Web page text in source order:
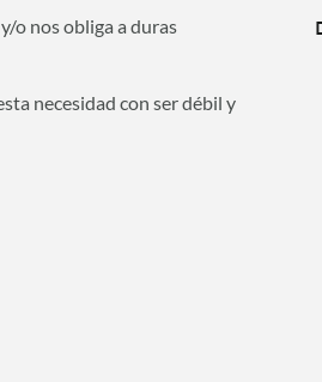
o nos obliga a duras
necesidad con ser débil y